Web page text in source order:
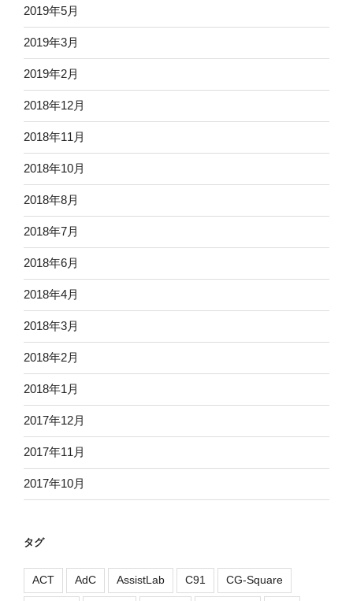
2019年5月
2019年3月
2019年2月
2018年12月
2018年11月
2018年10月
2018年8月
2018年7月
2018年6月
2018年4月
2018年3月
2018年2月
2018年1月
2017年12月
2017年11月
2017年10月
タグ
ACT AdC AssistLab C91 CG-Square